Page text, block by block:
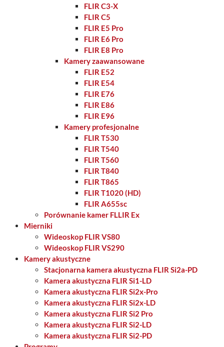
FLIR C3-X
FLIR C5
FLIR E5 Pro
FLIR E6 Pro
FLIR E8 Pro
Kamery zaawansowane
FLIR E52
FLIR E54
FLIR E76
FLIR E86
FLIR E96
Kamery profesjonalne
FLIR T530
FLIR T540
FLIR T560
FLIR T840
FLIR T865
FLIR T1020 (HD)
FLIR A655sc
Porównanie kamer FLLIR Ex
Mierniki
Wideoskop FLIR VS80
Wideoskop FLIR VS290
Kamery akustyczne
Stacjonarna kamera akustyczna FLIR Si2a-PD
Kamera akustyczna FLIR Si1-LD
Kamera akustyczna FLIR Si2x-Pro
Kamera akustyczna FLIR Si2x-LD
Kamera akustyczna FLIR Si2 Pro
Kamera akustyczna FLIR Si2-LD
Kamera akustyczna FLIR Si2-PD